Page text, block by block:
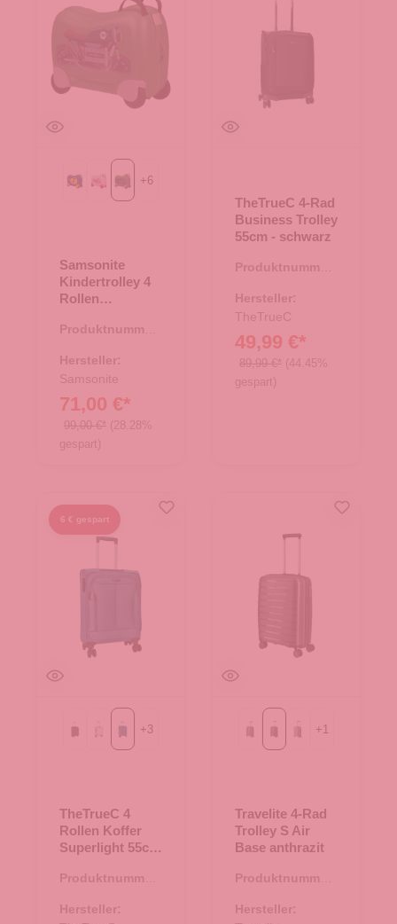
Mickey Happy
Minnie Flower Power
Motorbike
+6
Samsonite
Kindertrolley 4
Rollen
Motorbike
Produktnummer:
Hersteller:
Samsonite
71,00 €*
99,00 €* (28.28%
gespart)
TheTrueC 4-Rad
Business Trolley
55cm - schwarz
Produktnummer:
Hersteller:
TheTrueC
49,99 €*
89,99 €* (44.45%
gespart)
6 € gespart
BlackFliederdark petrol
+3
TheTrueC 4
Rollen Koffer
Superlight 55cm
dark petrol
Produktnummer:
Hersteller:
Eisblauanthrazitchampagner
+ 1
Travelite 4-Rad
Trolley S Air
Base anthrazit
Produktnummer:
Hersteller: